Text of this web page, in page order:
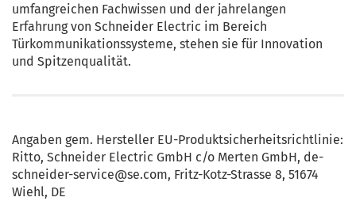
umfangreichen Fachwissen und der jahrelangen
Erfahrung von Schneider Electric im Bereich
Türkommunikationssysteme, stehen sie für Innovation
und Spitzenqualität.
Angaben gem. Hersteller EU-Produktsicherheitsrichtlinie:
Ritto, Schneider Electric GmbH c/o Merten GmbH, de-
schneider-service@se.com, Fritz-Kotz-Strasse 8, 51674
Wiehl, DE